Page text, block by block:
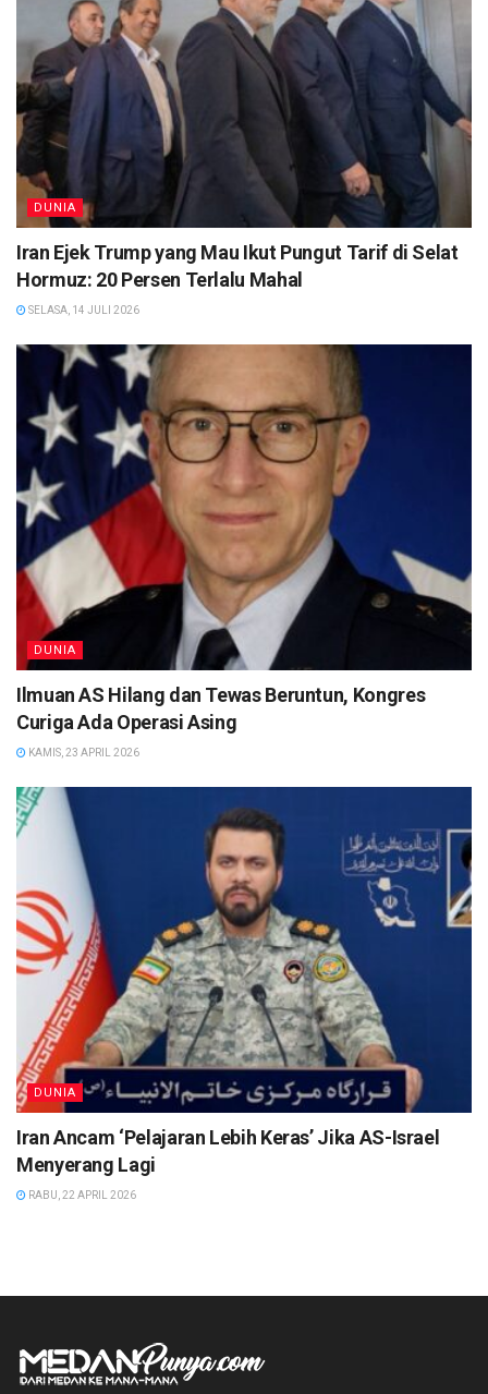
DUNIA
Iran Ejek Trump yang Mau Ikut Pungut Tarif di Selat
Hormuz: 20 Persen Terlalu Mahal
SELASA, 14 JULI 2026
DUNIA
Ilmuan AS Hilang dan Tewas Beruntun, Kongres
Curiga Ada Operasi Asing
KAMIS, 23 APRIL 2026
DUNIA
Iran Ancam ‘Pelajaran Lebih Keras’ Jika AS-Israel
Menyerang Lagi
RABU, 22 APRIL 2026